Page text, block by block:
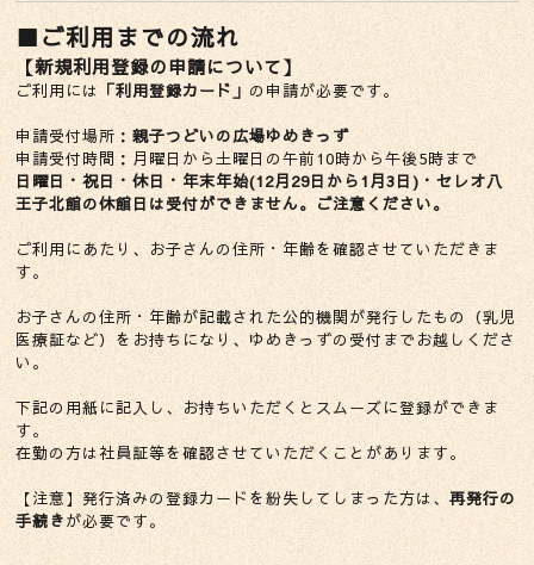
■ご利用までの流れ
【新規利用登録の申請について】
ご利用には 「利用登録カード」 の申請が必要です。
申請受付場所：親子つどいの広場ゆめきっず
申請受付時間：月曜日から土曜日の午前10時から午後5時まで
日曜日・祝日・休日・年末年始(12月29日から1月3日)・セレオ八
王子北館の休館日は受付ができません。ご注意ください。
ご利用にあたり、お子さんの住所・年齢を確認させていただきま
す。
お子さんの住所・年齢が記載された公的機関が発行したもの（乳児
医療証など）をお持ちになり、ゆめきっずの受付までお越しくださ
い。
下記の用紙に記入し、お持ちいただくとスムーズに登録ができま
す。
在勤の方は社員証等を確認させていただくことがあります。
【注意】発行済みの登録カードを紛失してしまった方は、再発行の
手続きが必要です。